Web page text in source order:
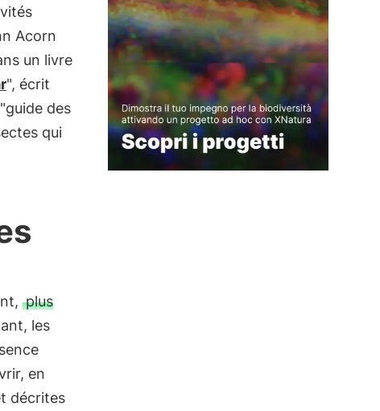
Acorn
un livre
", écrit
des
qui
plus
les
en
décrites